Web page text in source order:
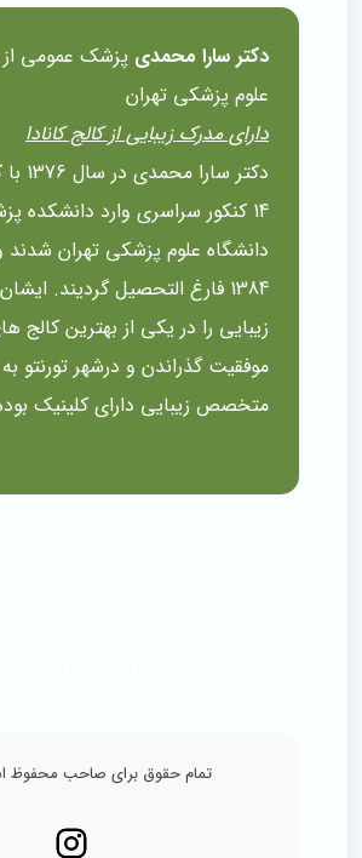
دکتر سارا محمدی پزشک عمومی از
علوم پزشکی تهران
دارای مدرک زیبایی از کالج کانادا
دکتر
14 کنکور سراسری وارد دانشکده
دانشگاه علوم پزشکی تهران
1384 فارغ التحصیل گردیند.
زیبایی را در یکی از بهترین کالج
موفقیت گذراندن و درشهر تورنتو
متخصص زیبایی دارای کلینیک
تمام حقوق برای صاحب محفوظ